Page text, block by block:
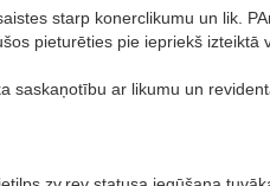
starp konerclikumu un lik.
pieturēties pie iepriekš izteiktā
saskaņotību ar likumu un